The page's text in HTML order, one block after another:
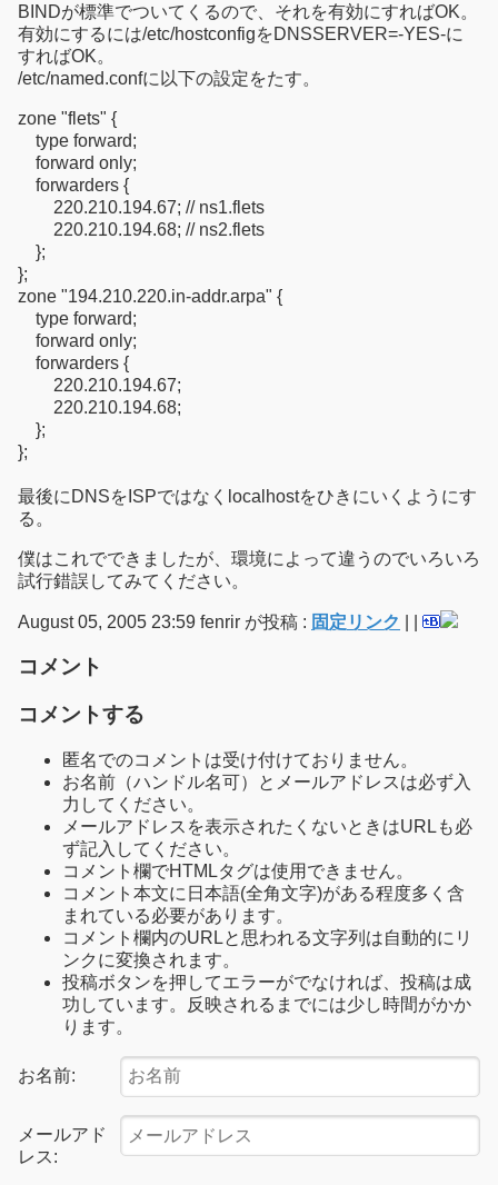
BINDが標準でついてくるので、それを有効にすればOK。
有効にするには/etc/hostconfigをDNSSERVER=-YES-に
すればOK。
/etc/named.confに以下の設定をたす。
zone "flets" {
type forward;
forward only;
forwarders {
220.210.194.67; // ns1.flets
220.210.194.68; // ns2.flets
};
};
zone "194.210.220.in-addr.arpa" {
type forward;
forward only;
forwarders {
220.210.194.67;
220.210.194.68;
};
};
最後にDNSをISPではなくlocalhostをひきにいくようにす
る。
僕はこれでできましたが、環境によって違うのでいろいろ
試行錯誤してみてください。
August 05, 2005 23:59 fenrir が投稿 : 固定リンク
コメント
コメントする
匿名でのコメントは受け付けておりません。
お名前（ハンドル名可）とメールアドレスは必ず入
力してください。
メールアドレスを表示されたくないときはURLも必
ず記入してください。
コメント欄でHTMLタグは使用できません。
コメント本文に日本語(全角文字)がある程度多く含
まれている必要があります。
コメント欄内のURLと思われる文字列は自動的にリ
ンクに変換されます。
投稿ボタンを押してエラーがでなければ、投稿は成
功しています。反映されるまでには少し時間がかか
ります。
お名前:
メールアド
レス: